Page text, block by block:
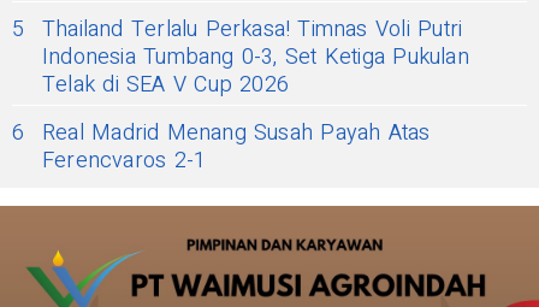
5 Thailand Terlalu Perkasa! Timnas Voli Putri
Indonesia Tumbang 0-3, Set Ketiga Pukulan
Telak di SEA V Cup 2026
6
Real Madrid Menang Susah Payah Atas
Ferencvaros 2-1